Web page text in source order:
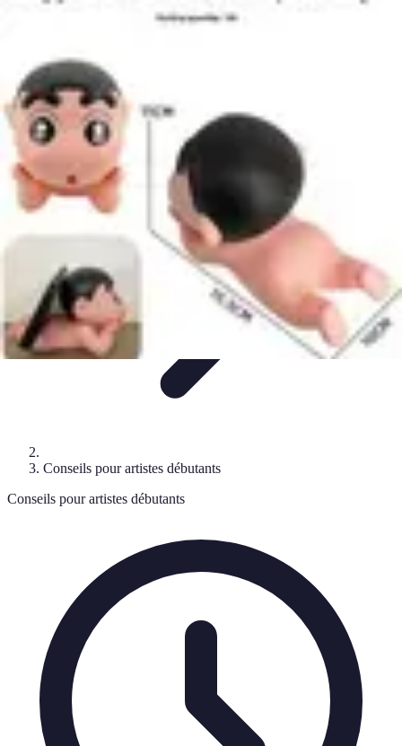
Artisphère
Conseils pour artistes débutants
Conseils pour artistes débutants